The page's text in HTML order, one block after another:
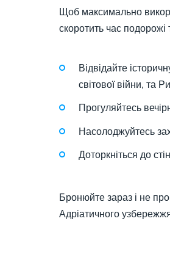
Щоб максимально
скоротить час
Відвідайте
світової війни, та
Прогуляйтесь
Насолоджуйтесь
Доторкніться до
Бронюйте зараз і не
Адріатичного